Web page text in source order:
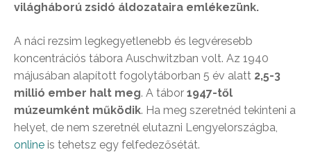
világháború zsidó áldozataira emlékezünk.
A náci rezsim legkegyetlenebb és legvéresebb
koncentrációs tábora Auschwitzban volt. Az 1940
májusában alapított fogolytáborban 5 év alatt 2,5-3
millió ember halt meg. A tábor 1947-től
múzeumként működik. Ha meg szeretnéd tekinteni a
helyet, de nem szeretnél elutazni Lengyelországba,
online is tehetsz egy felfedezősétát.